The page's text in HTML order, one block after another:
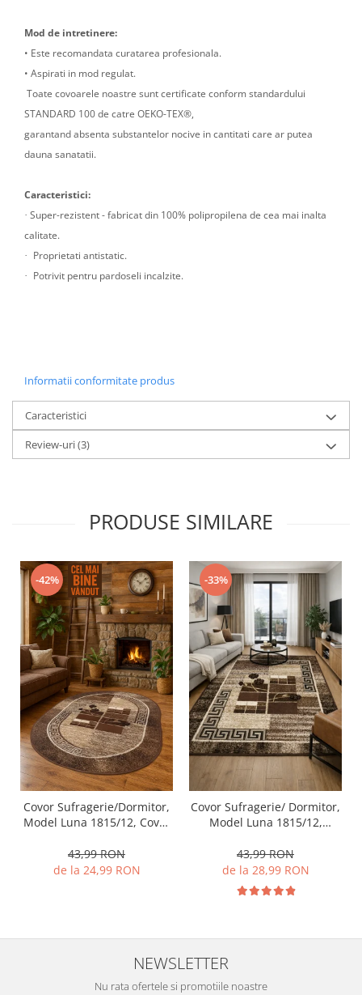
Mod de intretinere:
• Este recomandata curatarea profesionala.
• Aspirati in mod regulat.
Toate covoarele noastre sunt certificate conform standardului
STANDARD 100 de catre OEKO-TEX®,
garantand absenta substantelor nocive in cantitati care ar putea
dauna sanatatii.
Caracteristici:
· Super-rezistent - fabricat din 100% polipropilena de cea mai inalta
calitate.
· Proprietati antistatic.
· Potrivit pentru pardoseli incalzite.
Informatii conformitate produs
Caracteristici
Review-uri(3)
PRODUSE SIMILARE
-42%
Covor Sufragerie/Dormitor,
Model Luna 1815/12, Covor
43,99 RON
de la 24,99 RON
-33%
Covor Sufragerie/ Dormitor,
Model Luna 1815/12,
43,99 RON
de la 28,99 RON
NEWSLETTER
Nu rata ofertele si promotiile noastre